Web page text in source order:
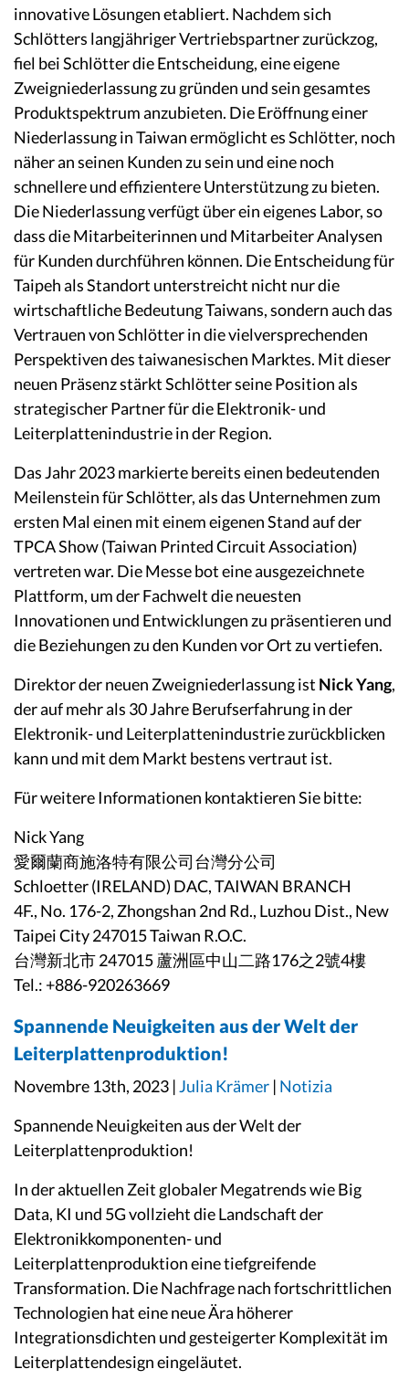
innovative Lösungen etabliert. Nachdem sich
Schlötters langjähriger Vertriebspartner zurückzog,
fiel bei Schlötter die Entscheidung, eine eigene
Zweigniederlassung zu gründen und sein gesamtes
Produktspektrum anzubieten. Die Eröffnung einer
Niederlassung in Taiwan ermöglicht es Schlötter, noch
näher an seinen Kunden zu sein und eine noch
schnellere und effizientere Unterstützung zu bieten.
Die Niederlassung verfügt über ein eigenes Labor, so
dass die Mitarbeiterinnen und Mitarbeiter Analysen
für Kunden durchführen können. Die Entscheidung für
Taipeh als Standort unterstreicht nicht nur die
wirtschaftliche Bedeutung Taiwans, sondern auch das
Vertrauen von Schlötter in die vielversprechenden
Perspektiven des taiwanesischen Marktes. Mit dieser
neuen Präsenz stärkt Schlötter seine Position als
strategischer Partner für die Elektronik- und
Leiterplattenindustrie in der Region.
Das Jahr 2023 markierte bereits einen bedeutenden
Meilenstein für Schlötter, als das Unternehmen zum
ersten Mal einen mit einem eigenen Stand auf der
TPCA Show (Taiwan Printed Circuit Association)
vertreten war. Die Messe bot eine ausgezeichnete
Plattform, um der Fachwelt die neuesten
Innovationen und Entwicklungen zu präsentieren und
die Beziehungen zu den Kunden vor Ort zu vertiefen.
Direktor der neuen Zweigniederlassung ist Nick Yang,
der auf mehr als 30 Jahre Berufserfahrung in der
Elektronik- und Leiterplattenindustrie zurückblicken
kann und mit dem Markt bestens vertraut ist.
Für weitere Informationen kontaktieren Sie bitte:
Nick Yang
愛爾蘭商施洛特有限公司台灣分公司
Schloetter (IRELAND) DAC, TAIWAN BRANCH
4F., No. 176-2, Zhongshan 2nd Rd., Luzhou Dist., New
Taipei City 247015 Taiwan R.O.C.
台灣新北市 247015 蘆洲區中山二路176之2號4樓
Tel.: +886-920263669
Spannende Neuigkeiten aus der Welt der
Leiterplattenproduktion!
Novembre 13th, 2023 |Julia Krämer | Notizia
Spannende Neuigkeiten aus der Welt der
Leiterplattenproduktion!
In der aktuellen Zeit globaler Megatrends wie Big
Data, KI und 5G vollzieht die Landschaft der
Elektronikkomponenten- und
Leiterplattenproduktion eine tiefgreifende
Transformation. Die Nachfrage nach fortschrittlichen
Technologien hat eine neue Ära höherer
Integrationsdichten und gesteigerter Komplexität im
Leiterplattendesign eingeläutet.